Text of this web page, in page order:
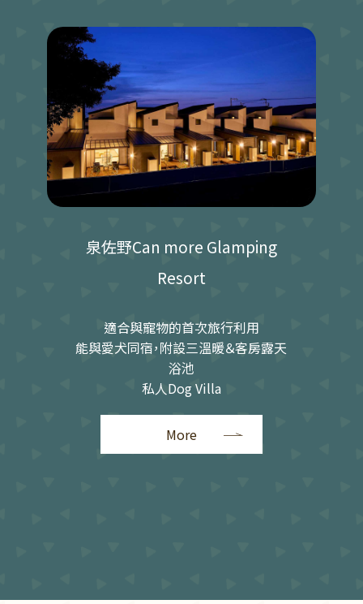
泉佐野Can more Glamping
Resort
適合與寵物的首次旅行利用
能與愛犬同宿，附設三溫暖＆客房露天
浴池
私人Dog Villa
More